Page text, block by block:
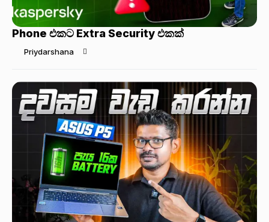
Phone එකට Extra Security එකක්
Priydarshana